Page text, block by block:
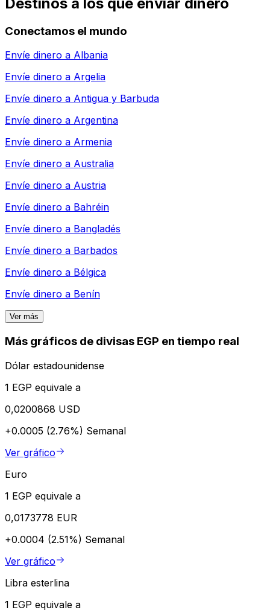
Conectamos el mundo
Envíe dinero a Albania
Envíe dinero a Argelia
Envíe dinero a Antigua y Barbuda
Envíe dinero a Argentina
Envíe dinero a Armenia
Envíe dinero a Australia
Envíe dinero a Austria
Envíe dinero a Bahréin
Envíe dinero a Bangladés
Envíe dinero a Barbados
Envíe dinero a Bélgica
Envíe dinero a Benín
Ver más
Más gráficos de divisas EGP en tiempo real
Dólar estadounidense
1 EGP equivale a
0,0200868 USD
+0.0005 (2.76%) Semanal
Ver gráfico
Euro
1 EGP equivale a
0,0173778 EUR
+0.0004 (2.51%) Semanal
Ver gráfico
Libra esterlina
1 EGP equivale a